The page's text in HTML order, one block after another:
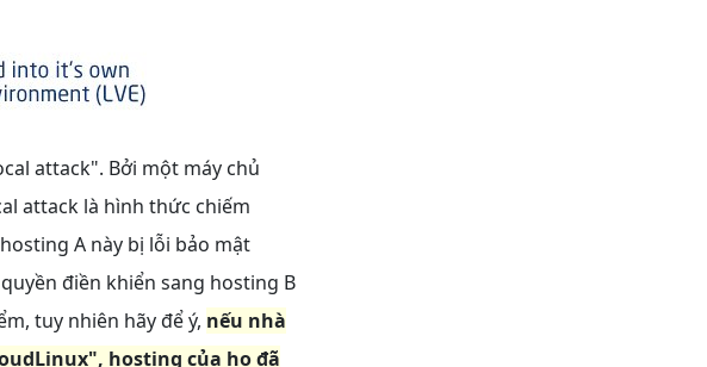
attack". Bởi một máy chủ
attack là hình thức chiếm
A này bị lỗi bảo mật
điền khiển sang hosting B
tuy nhiên hãy để ý, nếu nhà
hosting của họ đã